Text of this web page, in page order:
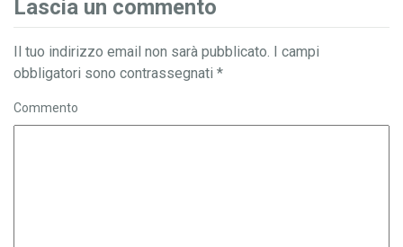
Lascia un commento
Il tuo indirizzo email non sarà pubblicato. I campi
obbligatori sono contrassegnati *
Commento